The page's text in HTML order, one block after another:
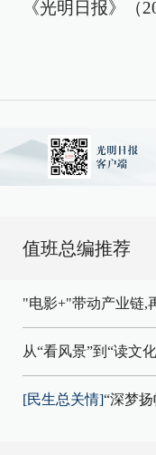
《光明日报》（
值班总编推荐
"电影+"带动产业链,
从“看风景”到“读文
[民生总关情]“深梦